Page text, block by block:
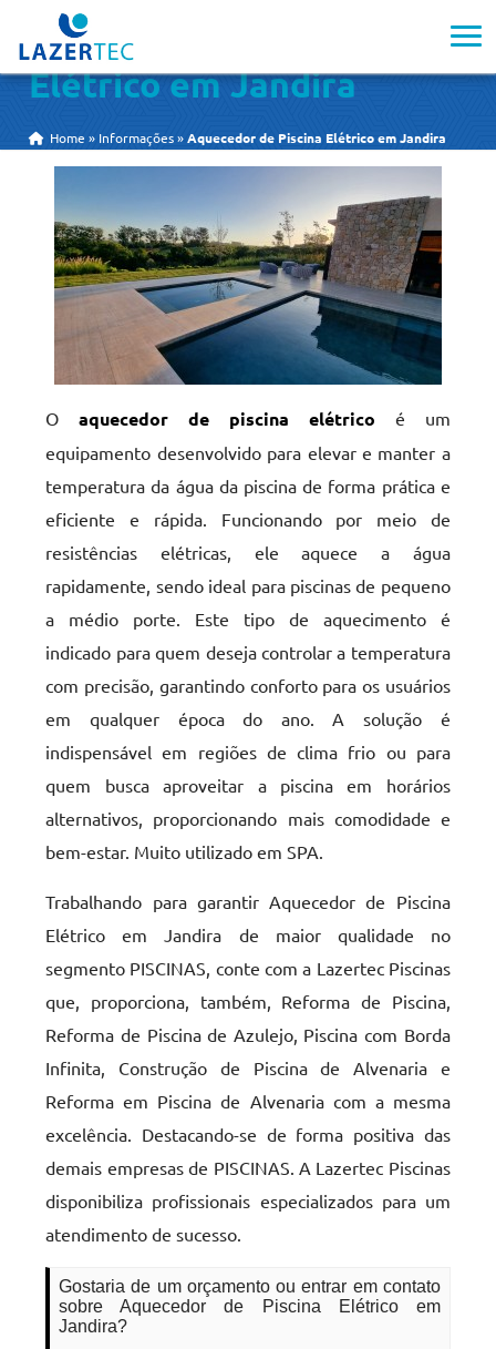
Aquecedor de Piscina
Elétrico em Jandira
Home » Informações »Aquecedor de Piscina Elétrico em Jandira
Oaquecedor de piscina elétrico é um
equipamento desenvolvido para elevar e manter a
temperatura da água da piscina de forma prática e
eficiente e rápida. Funcionando por meio de
resistências elétricas, ele aquece a água
rapidamente, sendo ideal para piscinas de pequeno
a médio porte. Este tipo de aquecimento é
indicado para quem deseja controlar a temperatura
com precisão, garantindo conforto para os usuários
em qualquer época do ano. A solução é
indispensável em regiões de clima frio ou para
quem busca aproveitar a piscina em horários
alternativos, proporcionando mais comodidade e
bem-estar. Muito utilizado em SPA.
Trabalhando para garantir Aquecedor de Piscina
Elétrico em Jandira de maior qualidade no
segmento PISCINAS, conte com a Lazertec Piscinas
que, proporciona, também, Reforma de Piscina,
Reforma de Piscina de Azulejo, Piscina com Borda
Infinita, Construção de Piscina de Alvenaria e
Reforma em Piscina de Alvenaria com a mesma
excelência. Destacando-se de forma positiva das
demais empresas de PISCINAS. A Lazertec Piscinas
disponibiliza profissionais especializados para um
atendimento de sucesso.
Gostaria de um orçamento ou entrar em contato
sobre Aquecedor de Piscina Elétrico em
Jandira?